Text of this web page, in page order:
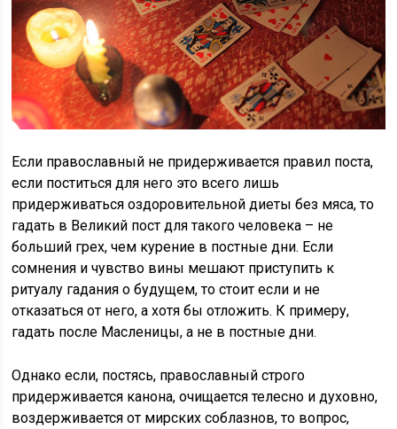
Если православный не придерживается правил поста,
если поститься для него это всего лишь
придерживаться оздоровительной диеты без мяса, то
гадать в Великий пост для такого человека – не
больший грех, чем курение в постные дни. Если
сомнения и чувство вины мешают приступить к
ритуалу гадания о будущем, то стоит если и не
отказаться от него, а хотя бы отложить. К примеру,
гадать после Масленицы, а не в постные дни.
Однако если, постясь, православный строго
придерживается канона, очищается телесно и духовно,
воздерживается от мирских соблазнов, то вопрос,